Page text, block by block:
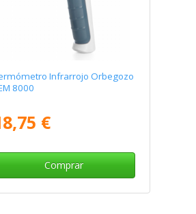
Infrarrojo Orbegozo
8000
€
Comprar